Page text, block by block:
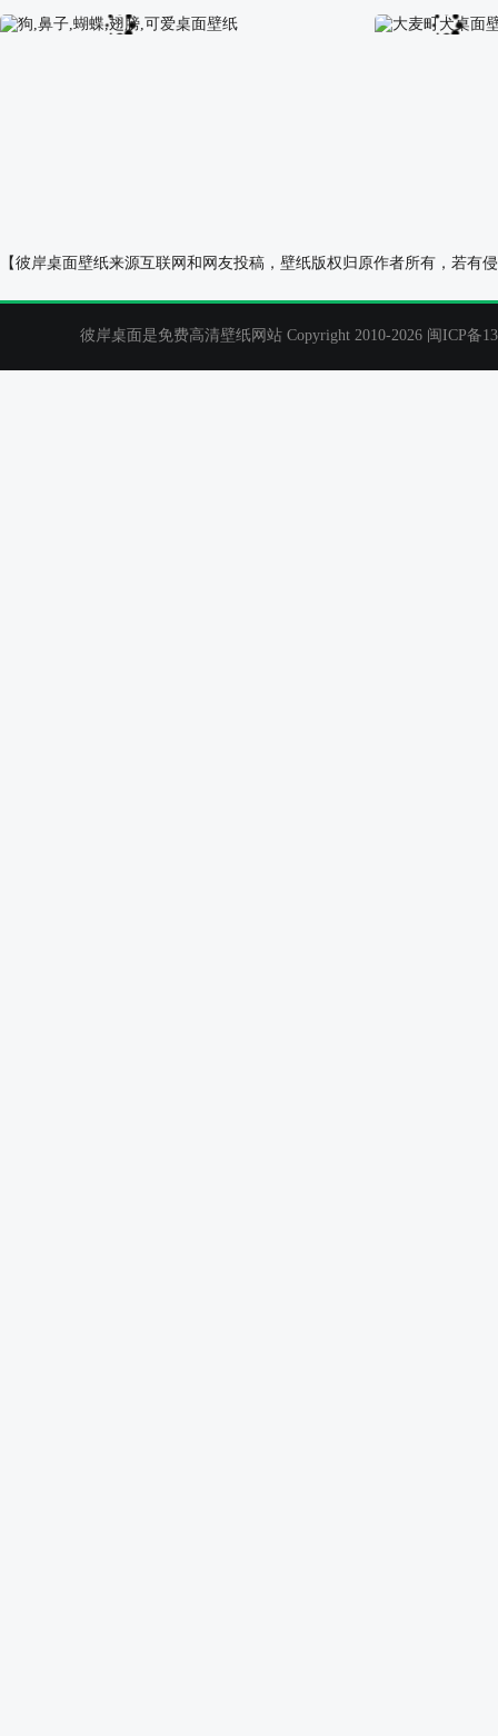
古代牧羊犬桌面壁纸 可爱小白兔桌面
【彼岸桌面壁纸来源互联网和网友投稿，壁纸版权归原作者所有，若
彼岸桌面是免费高清壁纸网站 Copyright 2010-2026 闽ICP备